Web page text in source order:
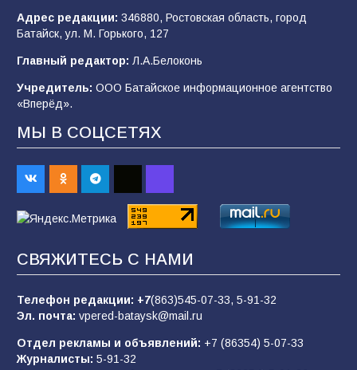
«Пургу нести — не поля переходить»: почему
заявления о мобилизации — это
пропагандистский вброс
заявления Киева о мобилизации — это
отчаяние, а не разведка
80 02.08.2026
Батайчане привезли 20 наград с областных
Адрес редакции: 346880, Ростовская область, город
Батайск, ул. М. Горького, 127
Главный редактор: Л.А.Белоконь
Учредитель: ООО Батайское информационное агентство
«Вперёд».
МЫ В СОЦСЕТЯХ
СВЯЖИТЕСЬ С НАМИ
Телефон редакции: +7(863)545-07-33, 5-91-32
Эл. почта: vpered-bataysk@mail.ru
Отдел рекламы и объявлений: +7 (86354) 5-07-33
Журналисты: 5-91-32